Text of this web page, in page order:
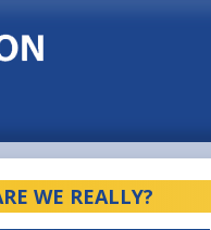
?ISS: WHO ARE WE REALLY